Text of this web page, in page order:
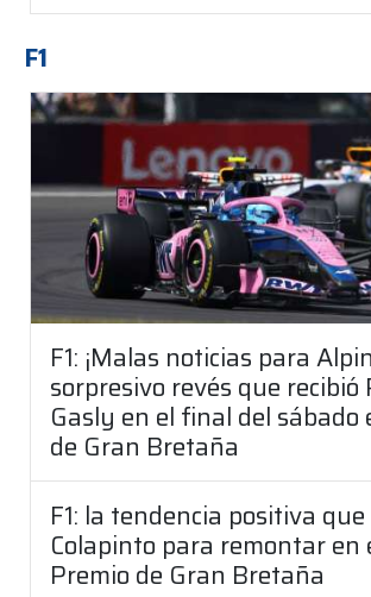
F1
F1: ¡Malas noticias para
sorpresivo revés que recibió
Gasly en el final del sábado
de Gran Bretaña
F1: la tendencia positiva
Colapinto para remontar en
Premio de Gran Bretaña